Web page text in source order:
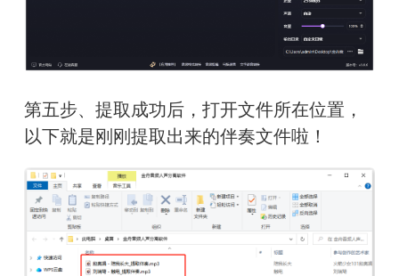
第五步、提取成功后，打开文件所在位置，
以下就是刚刚提取出来的伴奏文件啦！